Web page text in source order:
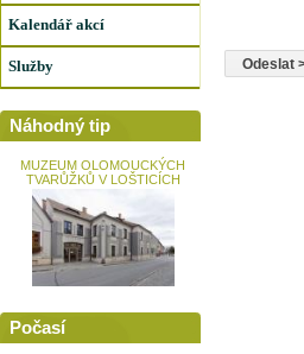
Kalendář akcí
Služby
Náhodný tip
MUZEUM OLOMOUCKÝCH
TVARŮŽKŮ V LOŠTICÍCH
Počasí